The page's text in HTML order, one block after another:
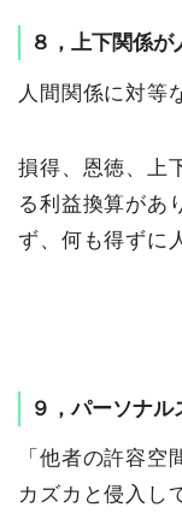
８，上下関係が
人間関係に対等
損得、恩徳、上
る利益換算があ
ず、何も得ずに
９，パーソナ
「他者の許容
カズカと侵入し